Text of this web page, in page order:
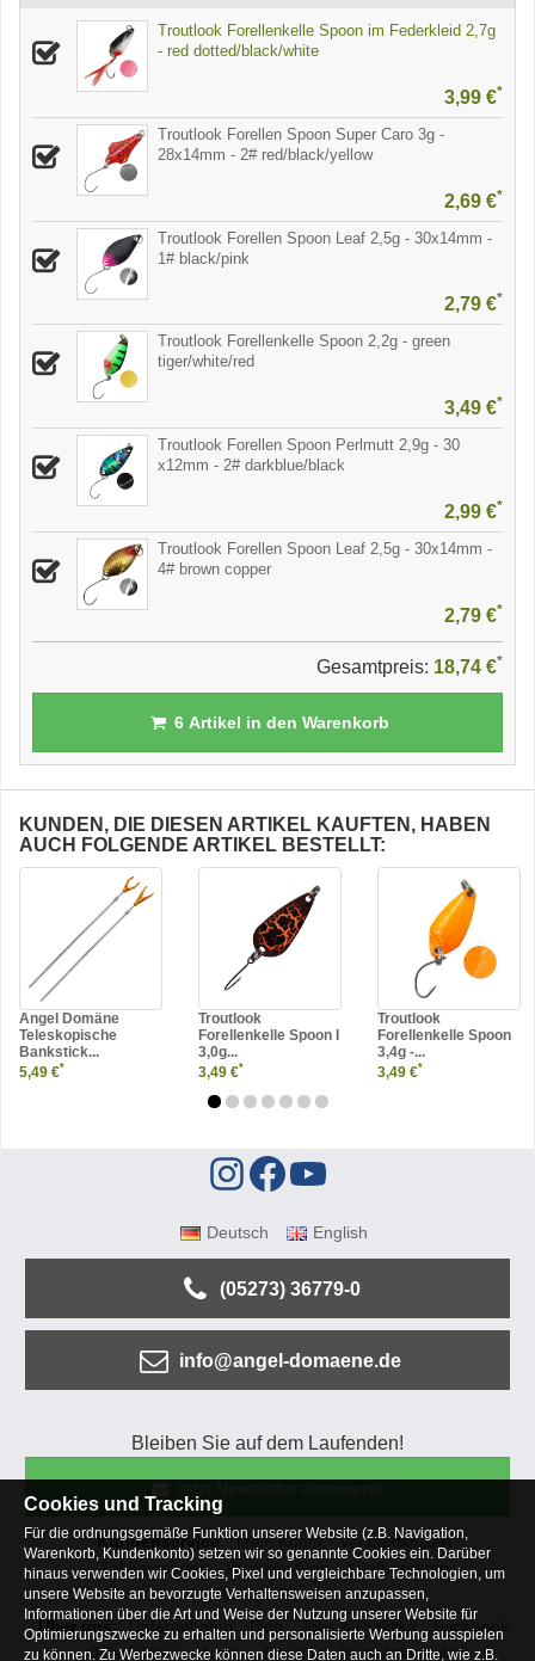
Troutlook Forellenkelle Spoon im Federkleid 2,7g
- red dotted/black/white
3,99 €*
Troutlook Forellen Spoon Super Caro 3g -
28x14mm - 2# red/black/yellow
2,69 €*
Troutlook Forellen Spoon Leaf 2,5g - 30x14mm -
1# black/pink
2,79 €*
Troutlook Forellenkelle Spoon 2,2g - green
tiger/white/red
3,49 €*
Troutlook Forellen Spoon Perlmutt 2,9g - 30
x12mm - 2# darkblue/black
2,99 €*
Troutlook Forellen Spoon Leaf 2,5g - 30x14mm -
4# brown copper
2,79 €*
Gesamtpreis: 18,74 €*
6Artikel in den Warenkorb
KUNDEN, DIE DIESEN ARTIKEL KAUFTEN, HABEN
AUCH FOLGENDE ARTIKEL BESTELLT:
Angel Domäne
Teleskopische
Bankstick...
5,49 €*
Troutlook
Forellenkelle Spoon I
3,0g...
3,49 €*
Troutlook
Forellenkelle Spoon
3,4g -...
3,49 €*
Deutsch English
(05273) 36779-0
info@angel-domaene.de
Bleiben Sie auf dem Laufenden!
Kundenservice Mein Konto
Versandkosten
Zahlungsarten
Rücksendung
Kaufberatung
Häufige Fragen
Über uns
Unternehmen Blog Jobs & Praktika
Facebook
Osterfeldsee
Archiv Sitemap Kontaktformular
Cookies und Tracking
Für die ordnungsgemäße Funktion unserer Website (z.B. Navigation,
Warenkorb, Kundenkonto) setzen wir so genannte Cookies ein. Darüber
hinaus verwenden wir Cookies, Pixel und vergleichbare Technologien, um
unsere Website an bevorzugte Verhaltensweisen anzupassen,
Informationen über die Art und Weise der Nutzung unserer Website für
Optimierungszwecke zu erhalten und personalisierte Werbung ausspielen
zu können. Zu Werbezwecke können diese Daten auch an Dritte, wie z.B.